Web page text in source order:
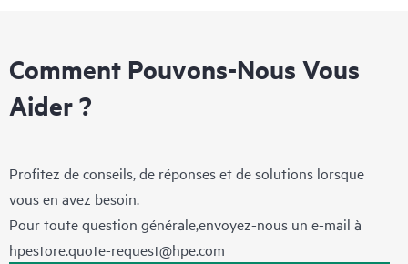
Comment Pouvons-Nous Vous
Aider ?
Profitez de conseils, de réponses et de solutions lorsque
vous en avez besoin.
Pour toute question générale,envoyez-nous un e-mail à
hpestore.quote-request@hpe.com